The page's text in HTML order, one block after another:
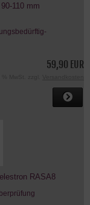
110 mm
59,90 EUR
RASA8